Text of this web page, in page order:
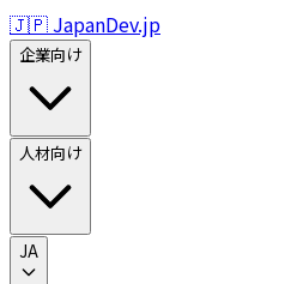
🇯🇵 JapanDev.jp
企業向け
人材向け
JA